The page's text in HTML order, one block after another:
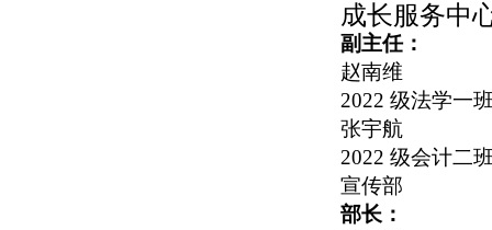
成长服务中
副主任：
赵南维
2022 级法学一
张宇航
2022 级会计二
宣传部
部长：